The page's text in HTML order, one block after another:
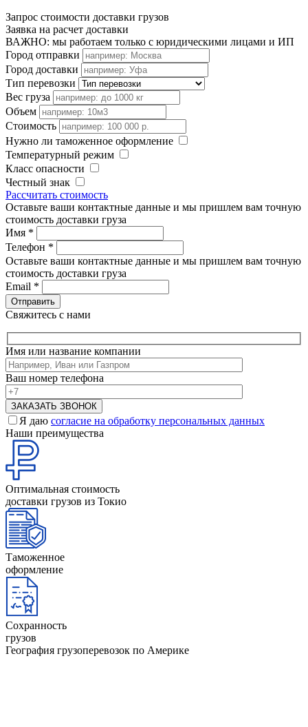
Запрос стоимости доставки грузов
Заявка на расчет доставки
ВАЖНО: мы работаем только с юридическими лицами и ИП
Город отправки
Город доставки
Тип перевозки
Вес груза
Объем
Стоимость
Нужно ли таможенное оформление
Температурный режим
Класс опасности
Честный знак
Рассчитать стоимость
Оставьте ваши контактные данные и мы пришлем вам точную
стоимость доставки груза
Имя *
Телефон *
Оставьте ваши контактные данные и мы пришлем вам точную
стоимость доставки груза
Email *
Свяжитесь с нами
Имя или название компании
Ваш номер телефона
Я даю согласие на обработку персональных данных
Наши преимущества
Оптимальная стоимость
доставки грузов из Токио
Таможенное
оформление
Сохранность
грузов
География грузоперевозок по Америке